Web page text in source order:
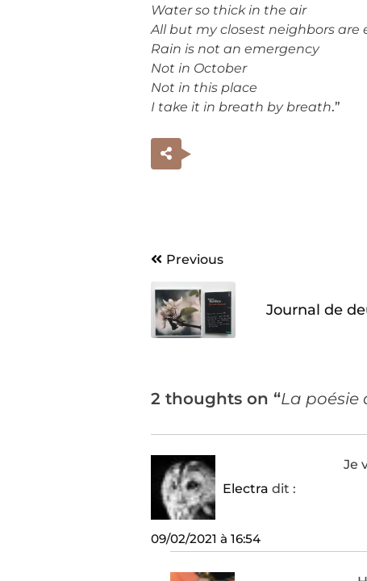
Water so thick in the air
All but my closest neighbors are
Rain is not an emergency
Not in October
Not in this place
I take it in breath by breath.”
Navigation
de
l’article
Previous
Journal de
2 thoughts on “La poésie
Electra dit :
09/02/2021 à 16:54
Je